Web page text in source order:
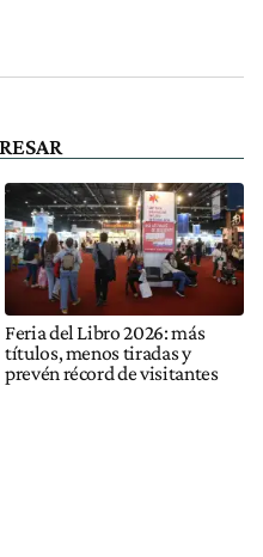
Feria del Libro 2026: más
títulos, menos tiradas y
prevén récord de visitantes